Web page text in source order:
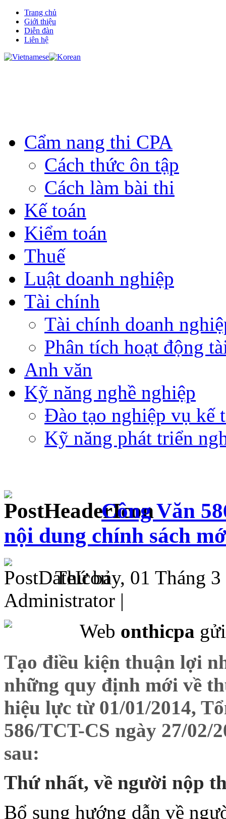
Trang chủ
Giới thiệu
Diễn đàn
Liên hệ
Cẩm nang thi CPA
Cách thức ôn tập
Cách làm bài thi
Kế toán
Kiểm toán
Thuế
Luật doanh nghiệp
Tài chính
Tài chính doanh
Phân tích hoạt động
Anh văn
Kỹ năng nghề nghiệp
Đào tạo nghiệp vụ kế
Kỹ năng phát triển
Công Văn
nội dung chính sách
Thứ bảy, 01 Tháng
Administrator |
Web onthicpa
Tạo điều kiện thuận lợi
những quy định mới về
hiệu lực từ 01/01/2014,
586/TCT-CS ngày 27/02/
sau:
Thứ nhất, về người nộp
Bổ sung hướng dẫn về